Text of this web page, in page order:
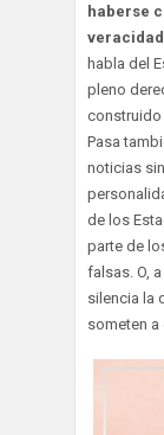
haberse
habla del
pleno
construido
Pasa
noticias
de los
parte de
falsas. O,
silencia la
someten a